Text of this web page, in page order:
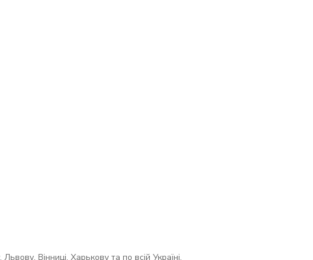
Вінниці, Харькову та по всій Україні.